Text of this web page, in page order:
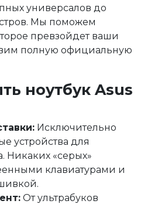
универсалов до
Мы поможем
превзойдет ваши
полную официальную
ноутбук Asus
Исключительно
устройства для
Никаких «серых»
клавиатурами и
От ультрабуков